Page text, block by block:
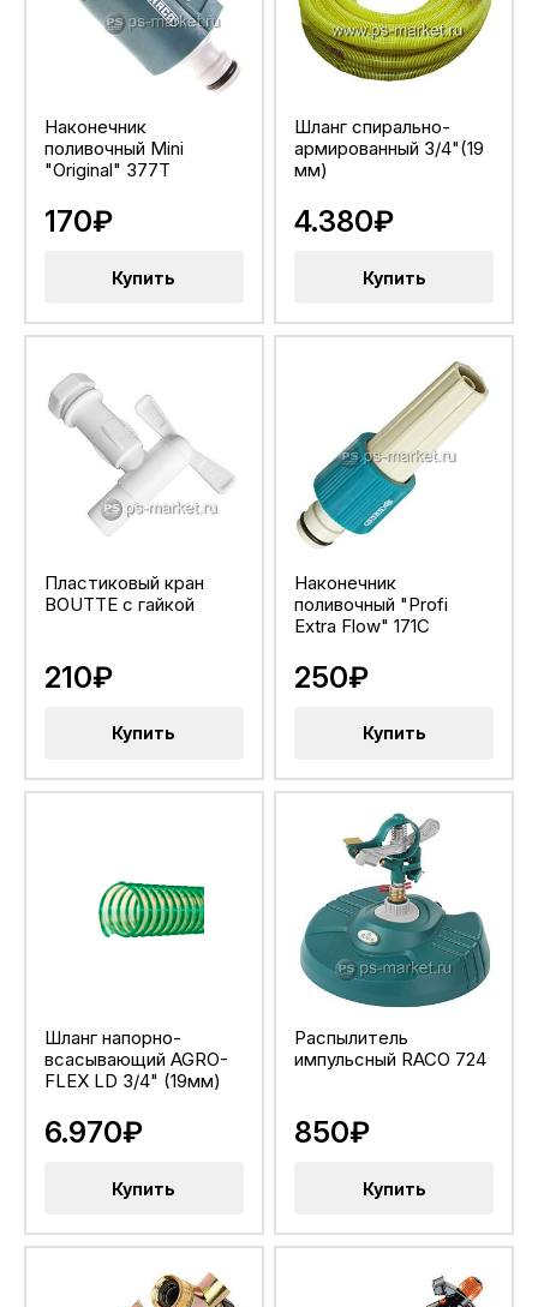
Наконечник
поливочный Mini
"Original" 377T
170₽
Купить
Шланг спирально-
армированный 3/4"(19
мм)
4.380₽
Купить
Пластиковый кран
BOUTTE с гайкой
210₽
Купить
Наконечник
поливочный "Profi
Extra Flow" 171C
250₽
Купить
Шланг напорно-
всасывающий AGRO-
FLEX LD 3/4" (19мм)
6.970₽
Купить
Распылитель
импульсный RACO 724
850₽
Купить